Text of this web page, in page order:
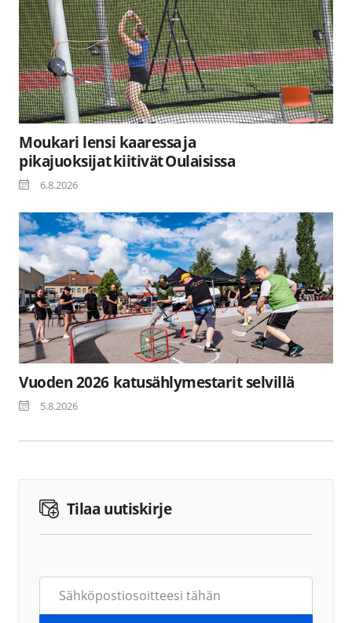
Moukari lensi kaaressa ja
pikajuoksijat kiitivät Oulaisissa
6.8.2026
Vuoden 2026 katusählymestarit selvillä
5.8.2026
Tilaa uutiskirje